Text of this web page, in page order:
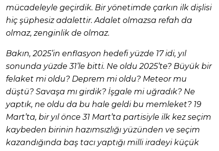
mücadeleyle geçirdik. Bir yönetimde çarkın ilk dişlisi
hiç şüphesiz adalettir. Adalet olmazsa refah da
olmaz, zenginlik de olmaz.
Bakın, 2025’in enflasyon hedefi yüzde 17 idi, yıl
sonunda yüzde 31’le bitti. Ne oldu 2025’te? Büyük bir
felaket mi oldu? Deprem mi oldu? Meteor mu
düştü? Savaşa mı girdik? İşgale mi uğradık? Ne
yaptık, ne oldu da bu hale geldi bu memleket? 19
Mart’ta, bir yıl önce 31 Mart’ta partisiyle ilk kez seçim
kaybeden birinin hazımsızlığı yüzünden ve seçim
kazandığında baş tacı yaptığı milli iradeyi küçük